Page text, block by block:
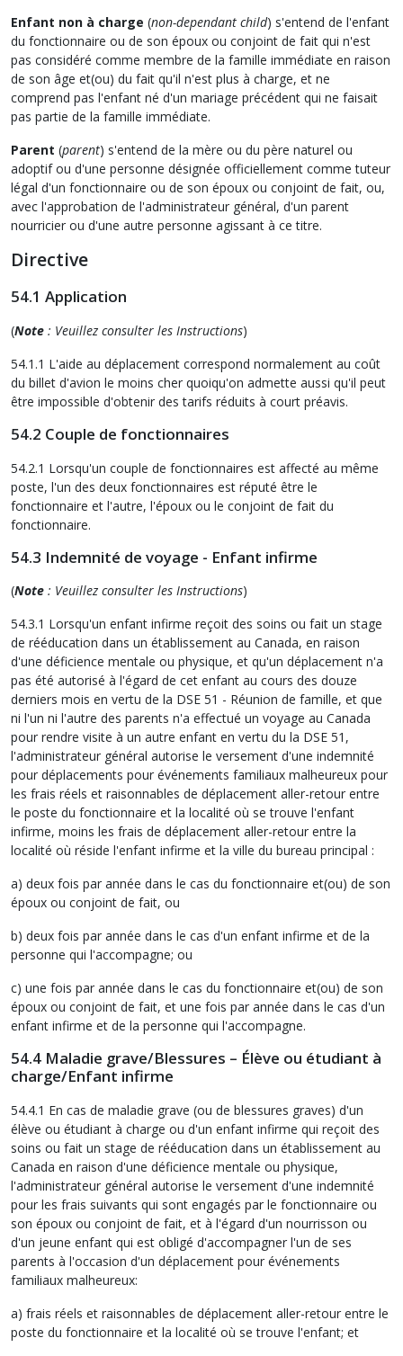
Enfant non à charge (non-dependant child) s'entend de l'enfant
du fonctionnaire ou de son époux ou conjoint de fait qui n'est
pas considéré comme membre de la famille immédiate en raison
de son âge et(ou) du fait qu'il n'est plus à charge, et ne
comprend pas l'enfant né d'un mariage précédent qui ne faisait
pas partie de la famille immédiate.
Parent (parent) s'entend de la mère ou du père naturel ou
adoptif ou d'une personne désignée officiellement comme tuteur
légal d'un fonctionnaire ou de son époux ou conjoint de fait, ou,
avec l'approbation de l'administrateur général, d'un parent
nourricier ou d'une autre personne agissant à ce titre.
Directive
54.1 Application
(Note : Veuillez consulter les Instructions)
54.1.1 L'aide au déplacement correspond normalement au coût
du billet d'avion le moins cher quoiqu'on admette aussi qu'il peut
être impossible d'obtenir des tarifs réduits à court préavis.
54.2 Couple de fonctionnaires
54.2.1 Lorsqu'un couple de fonctionnaires est affecté au même
poste, l'un des deux fonctionnaires est réputé être le
fonctionnaire et l'autre, l'époux ou le conjoint de fait du
fonctionnaire.
54.3 Indemnité de voyage - Enfant infirme
(Note : Veuillez consulter les Instructions)
54.3.1 Lorsqu'un enfant infirme reçoit des soins ou fait un stage
de rééducation dans un établissement au Canada, en raison
d'une déficience mentale ou physique, et qu'un déplacement n'a
pas été autorisé à l'égard de cet enfant au cours des douze
derniers mois en vertu de la DSE 51 - Réunion de famille, et que
ni l'un ni l'autre des parents n'a effectué un voyage au Canada
pour rendre visite à un autre enfant en vertu du la DSE 51,
l'administrateur général autorise le versement d'une indemnité
pour déplacements pour événements familiaux malheureux pour
les frais réels et raisonnables de déplacement aller-retour entre
le poste du fonctionnaire et la localité où se trouve l'enfant
infirme, moins les frais de déplacement aller-retour entre la
localité où réside l'enfant infirme et la ville du bureau principal :
a) deux fois par année dans le cas du fonctionnaire et(ou) de son
époux ou conjoint de fait, ou
b) deux fois par année dans le cas d'un enfant infirme et de la
personne qui l'accompagne; ou
c) une fois par année dans le cas du fonctionnaire et(ou) de son
époux ou conjoint de fait, et une fois par année dans le cas d'un
enfant infirme et de la personne qui l'accompagne.
54.4 Maladie grave/Blessures – Élève ou étudiant à
charge/Enfant infirme
54.4.1 En cas de maladie grave (ou de blessures graves) d'un
élève ou étudiant à charge ou d'un enfant infirme qui reçoit des
soins ou fait un stage de rééducation dans un établissement au
Canada en raison d'une déficience mentale ou physique,
l'administrateur général autorise le versement d'une indemnité
pour les frais suivants qui sont engagés par le fonctionnaire ou
son époux ou conjoint de fait, et à l'égard d'un nourrisson ou
d'un jeune enfant qui est obligé d'accompagner l'un de ses
parents à l'occasion d'un déplacement pour événements
familiaux malheureux:
a) frais réels et raisonnables de déplacement aller-retour entre le
poste du fonctionnaire et la localité où se trouve l'enfant; et